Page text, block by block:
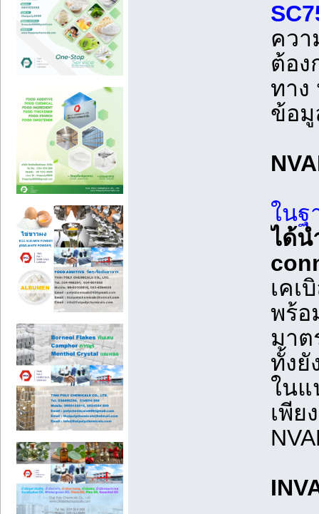
ควา
ต้อง
ทาง
ข้อมู
ในฐ
ได้น
เคเ
พร้อ
มาต
ทั้งยั
ในแ
เพีย